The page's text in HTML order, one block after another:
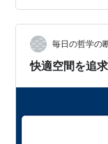
そのまま自分が
けが見ているわ
見ている限り、
いるという事に
毎日の哲学の
快適空間を追求